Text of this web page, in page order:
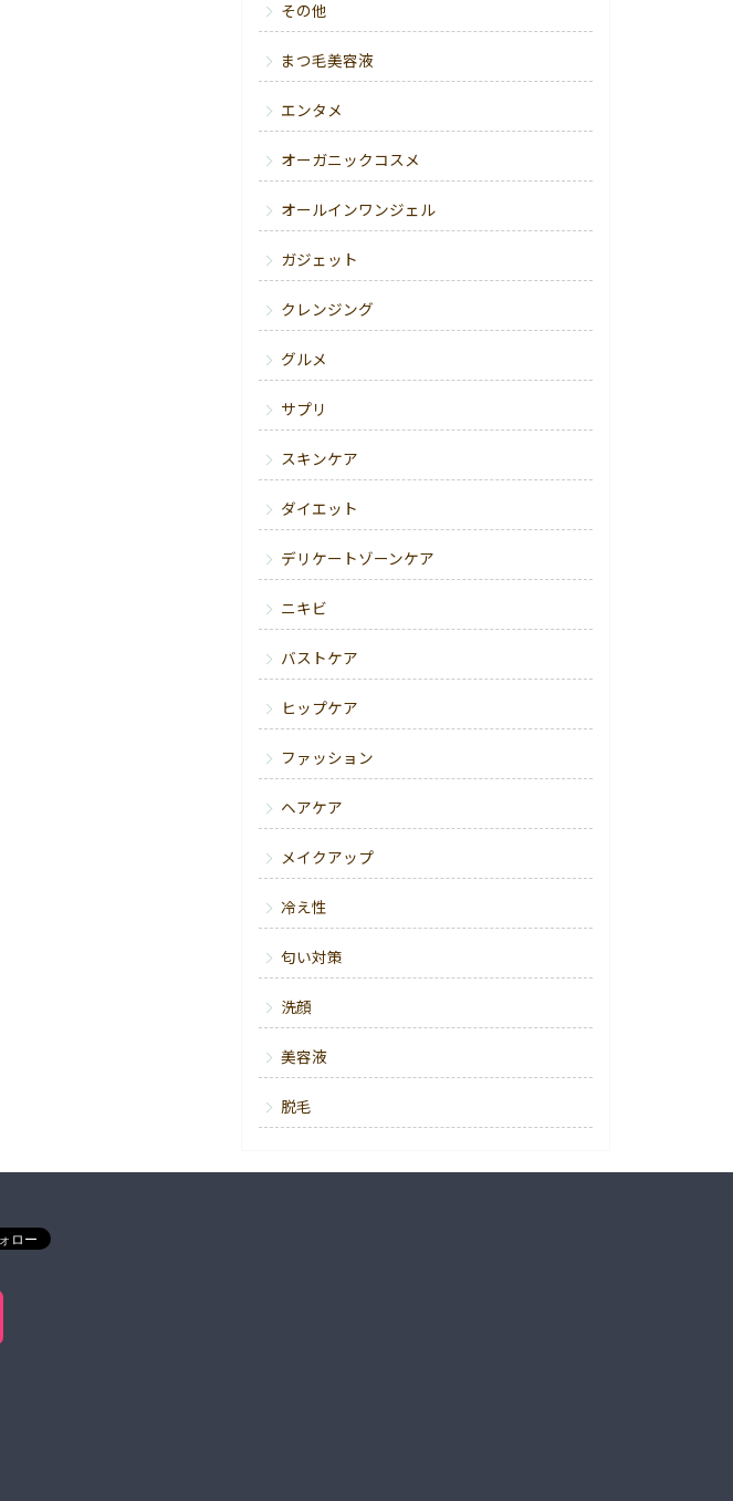
その他
まつ毛美容液
エンタメ
オーガニックコスメ
オールインワンジェル
ガジェット
クレンジング
グルメ
サプリ
スキンケア
ダイエット
デリケートゾーンケア
ニキビ
バストケア
ヒップケア
ファッション
ヘアケア
メイクアップ
冷え性
匂い対策
洗顔
美容液
脱毛